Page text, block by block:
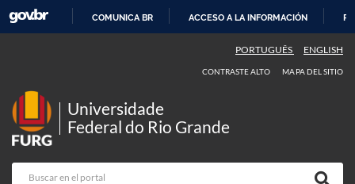
CONTENIDO
COMUNICA BR ACCESO A LA INFORMACIÓN
PORTUGUÊS ENGLISH
CONTRASTE ALTO MAPA DEL SITIO
Universidade
Federal do Rio Grande